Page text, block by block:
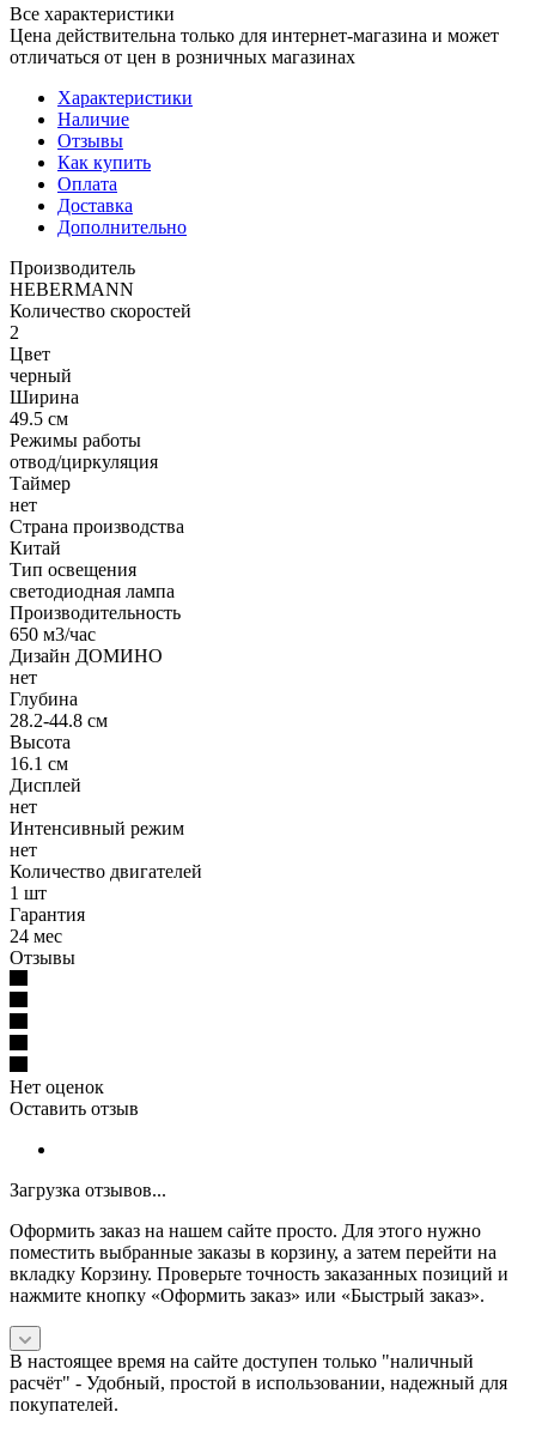
Все характеристики
Цена действительна только для интернет-магазина и может
отличаться от цен в розничных магазинах
Характеристики
Наличие
Отзывы
Как купить
Оплата
Доставка
Дополнительно
Производитель
HEBERMANN
Количество скоростей
2
Цвет
черный
Ширина
49.5 см
Режимы работы
отвод/циркуляция
Таймер
нет
Страна производства
Китай
Тип освещения
светодиодная лампа
Производительность
650 м3/час
Дизайн ДОМИНО
нет
Глубина
28.2-44.8 см
Высота
16.1 см
Дисплей
нет
Интенсивный режим
нет
Количество двигателей
1 шт
Гарантия
24 мес
Отзывы
Нет оценок
Оставить отзыв
Загрузка отзывов...
Оформить заказ на нашем сайте просто. Для этого нужно
поместить выбранные заказы в корзину, а затем перейти на
вкладку Корзину. Проверьте точность заказанных позиций и
нажмите кнопку «Оформить заказ» или «Быстрый заказ».
В настоящее время на сайте доступен только "наличный
расчёт" - Удобный, простой в использовании, надежный для
покупателей.